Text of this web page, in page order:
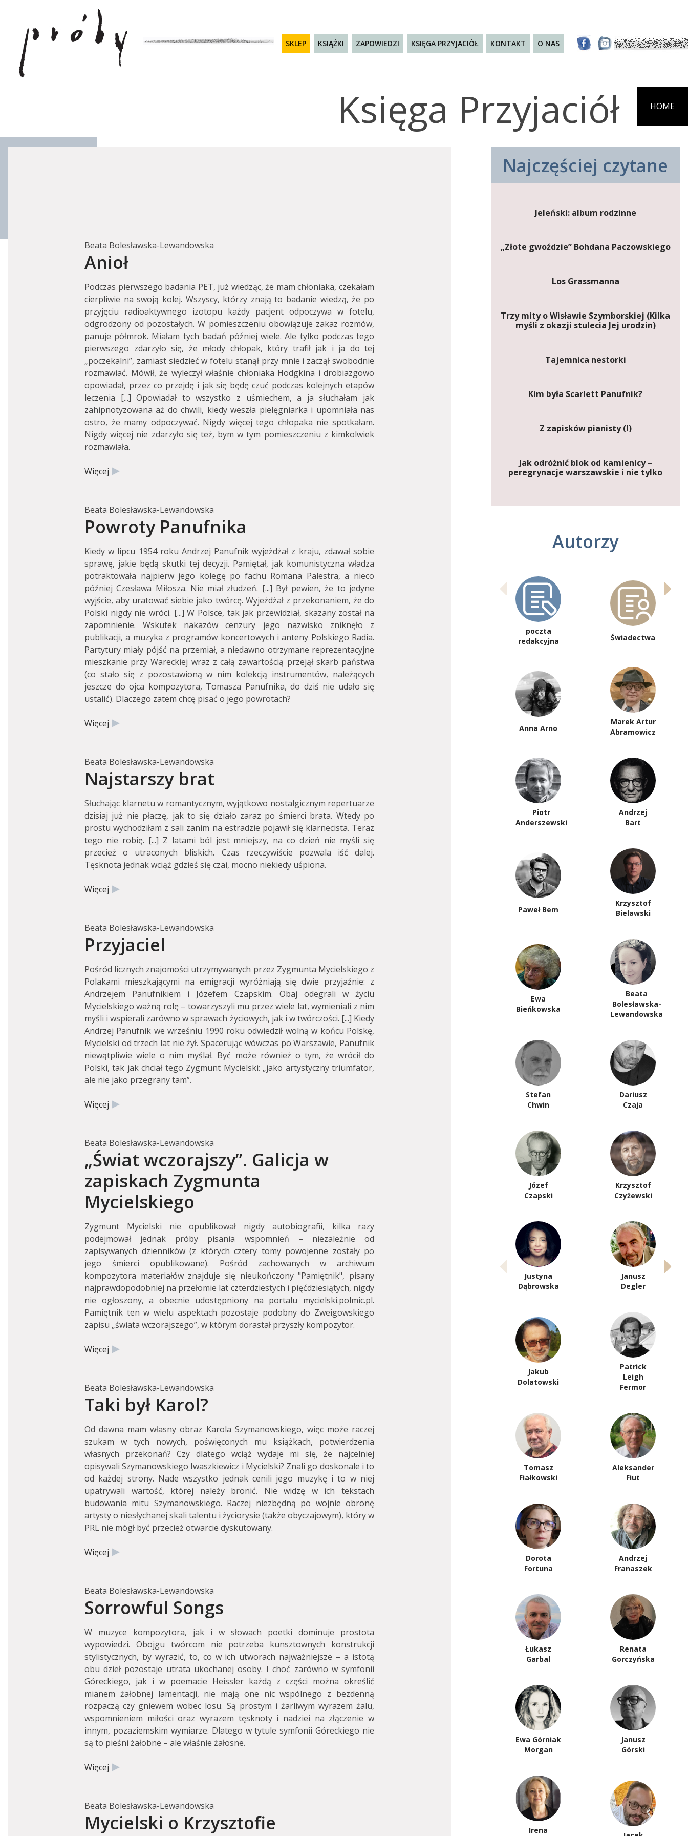
SKLEP KSIĄŻKI ZAPOWIEDZI KSIĘGA PRZYJACIÓŁ KONTAKT O NAS
HOME
Księga Przyjaciół
Beata Bolesławska-Lewandowska
Anioł
Podczas pierwszego badania PET, już wiedząc, że mam chłoniaka, czekałam
cierpliwie na swoją kolej. Wszyscy, którzy znają to badanie wiedzą, że po
przyjęciu radioaktywnego izotopu każdy pacjent odpoczywa w fotelu,
odgrodzony od pozostałych. W pomieszczeniu obowiązuje zakaz rozmów,
panuje półmrok. Miałam tych badań później wiele. Ale tylko podczas tego
pierwszego zdarzyło się, że młody chłopak, który trafił jak i ja do tej
„poczekalni”, zamiast siedzieć w fotelu stanął przy mnie i zaczął swobodnie
rozmawiać. Mówił, że wyleczył właśnie chłoniaka Hodgkina i drobiazgowo
opowiadał, przez co przejdę i jak się będę czuć podczas kolejnych etapów
leczenia [...] Opowiadał to wszystko z uśmiechem, a ja słuchałam jak
zahipnotyzowana aż do chwili, kiedy weszła pielęgniarka i upomniała nas
ostro, że mamy odpoczywać. Nigdy więcej tego chłopaka nie spotkałam.
Nigdy więcej nie zdarzyło się też, bym w tym pomieszczeniu z kimkolwiek
rozmawiała.
Więcej
Beata Bolesławska-Lewandowska
Powroty Panufnika
Kiedy w lipcu 1954 roku Andrzej Panufnik wyjeżdżał z kraju, zdawał sobie
sprawę, jakie będą skutki tej decyzji. Pamiętał, jak komunistyczna władza
potraktowała najpierw jego kolegę po fachu Romana Palestra, a nieco
później Czesława Miłosza. Nie miał złudzeń. [...] Był pewien, że to jedyne
wyjście, aby uratować siebie jako twórcę. Wyjeżdżał z przekonaniem, że do
Polski nigdy nie wróci. [...] W Polsce, tak jak przewidział, skazany został na
zapomnienie. Wskutek nakazów cenzury jego nazwisko zniknęło z
publikacji, a muzyka z programów koncertowych i anteny Polskiego Radia.
Partytury miały pójść na przemiał, a niedawno otrzymane reprezentacyjne
mieszkanie przy Wareckiej wraz z całą zawartością przejął skarb państwa
(co stało się z pozostawioną w nim kolekcją instrumentów, należących
jeszcze do ojca kompozytora, Tomasza Panufnika, do dziś nie udało się
ustalić). Dlaczego zatem chcę pisać o jego powrotach?
Więcej
Beata Bolesławska-Lewandowska
Najstarszy brat
Słuchając klarnetu w romantycznym, wyjątkowo nostalgicznym repertuarze
dzisiaj już nie płaczę, jak to się działo zaraz po śmierci brata. Wtedy po
prostu wychodziłam z sali zanim na estradzie pojawił się klarnecista. Teraz
tego nie robię. [...] Z latami ból jest mniejszy, na co dzień nie myśli się
przecież o utraconych bliskich. Czas rzeczywiście pozwala iść dalej.
Tęsknota jednak wciąż gdzieś się czai, mocno niekiedy uśpiona.
Więcej
Beata Bolesławska-Lewandowska
Przyjaciel
Pośród licznych znajomości utrzymywanych przez Zygmunta Mycielskiego z
Polakami mieszkającymi na emigracji wyróżniają się dwie przyjaźnie: z
Andrzejem Panufnikiem i Józefem Czapskim. Obaj odegrali w życiu
Mycielskiego ważną rolę – towarzyszyli mu przez wiele lat, wymieniali z nim
myśli i wspierali zarówno w sprawach życiowych, jak i w twórczości. [...] Kiedy
Andrzej Panufnik we wrześniu 1990 roku odwiedził wolną w końcu Polskę,
Mycielski od trzech lat nie żył. Spacerując wówczas po Warszawie, Panufnik
niewątpliwie wiele o nim myślał. Być może również o tym, że wrócił do
Polski, tak jak chciał tego Zygmunt Mycielski: „jako artystyczny triumfator,
ale nie jako przegrany tam”.
Więcej
Beata Bolesławska-Lewandowska
„Świat wczorajszy”. Galicja w
zapiskach Zygmunta
Mycielskiego
Zygmunt Mycielski nie opublikował nigdy autobiografii, kilka razy
podejmował jednak próby pisania wspomnień – niezależnie od
zapisywanych dzienników (z których cztery tomy powojenne zostały po
jego śmierci opublikowane). Pośród zachowanych w archiwum
kompozytora materiałów znajduje się nieukończony "Pamiętnik", pisany
najprawdopodobniej na przełomie lat czterdziestych i pięćdziesiątych, nigdy
nie ogłoszony, a obecnie udostępniony na portalu mycielski.polmic.pl.
Pamiętnik ten w wielu aspektach pozostaje podobny do Zweigowskiego
zapisu „świata wczorajszego”, w którym dorastał przyszły kompozytor.
Więcej
Beata Bolesławska-Lewandowska
Taki był Karol?
Od dawna mam własny obraz Karola Szymanowskiego, więc może raczej
szukam w tych nowych, poświęconych mu książkach, potwierdzenia
własnych przekonań? Czy dlatego wciąż wydaje mi się, że najcelniej
opisywali Szymanowskiego Iwaszkiewicz i Mycielski? Znali go doskonale i to
od każdej strony. Nade wszystko jednak cenili jego muzykę i to w niej
upatrywali wartość, której należy bronić. Nie widzę w ich tekstach
budowania mitu Szymanowskiego. Raczej niezbędną po wojnie obronę
artysty o niesłychanej skali talentu i życiorysie (także obyczajowym), który w
PRL nie mógł być przecież otwarcie dyskutowany.
Więcej
Beata Bolesławska-Lewandowska
Sorrowful Songs
W muzyce kompozytora, jak i w słowach poetki dominuje prostota
wypowiedzi. Obojgu twórcom nie potrzeba kunsztownych konstrukcji
stylistycznych, by wyrazić, to, co w ich utworach najważniejsze – a istotą
obu dzieł pozostaje utrata ukochanej osoby. I choć zarówno w symfonii
Góreckiego, jak i w poemacie Heissler każdą z części można określić
mianem żałobnej lamentacji, nie mają one nic wspólnego z bezdenną
rozpaczą czy gniewem wobec losu. Są prostym i żarliwym wyrazem żalu,
wspomnieniem miłości oraz wyrazem tęsknoty i nadziei na złączenie w
innym, pozaziemskim wymiarze. Dlatego w tytule symfonii Góreckiego nie
są to pieśni żałobne – ale właśnie żałosne.
Więcej
Beata Bolesławska-Lewandowska
Mycielski o Krzysztofie
Najczęściej czytane
Jeleński: album rodzinne
„Złote gwoździe” Bohdana Paczowskiego
Los Grassmanna
Trzy mity o Wisławie Szymborskiej (Kilka
myśli z okazji stulecia Jej urodzin)
Tajemnica nestorki
Kim była Scarlett Panufnik?
Z zapisków pianisty (I)
Jak odróżnić blok od kamienicy –
peregrynacje warszawskie i nie tylko
Autorzy
poczta
redakcyjna
Świadectwa
Anna Arno
Marek Artur
Abramowicz
Piotr
Anderszewski
Andrzej
Bart
Paweł Bem
Krzysztof
Bielawski
Ewa
Bieńkowska
Beata
Bolesławska-
Lewandowska
Stefan
Chwin
Dariusz
Czaja
Józef
Czapski
Krzysztof
Czyżewski
Justyna
Dąbrowska
Janusz
Degler
Jakub
Dolatowski
Patrick
Leigh
Fermor
Tomasz
Fiałkowski
Aleksander
Fiut
Dorota
Fortuna
Andrzej
Franaszek
Łukasz
Garbal
Renata
Gorczyńska
Ewa Górniak
Morgan
Janusz
Górski
Irena